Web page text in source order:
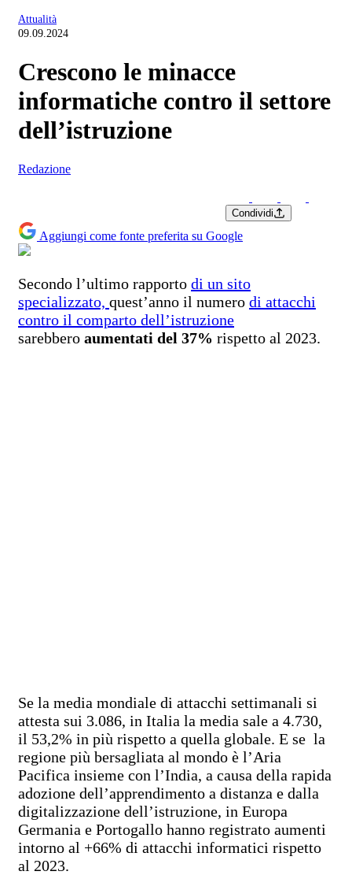
Attualità
09.09.2024
Crescono le minacce
informatiche contro il settore
dell’istruzione
Redazione
Condividi
Aggiungi come fonte preferita su Google
Secondo l’ultimo rapporto di un sito
specializzato, quest’anno il numero di attacchi
contro il comparto dell’istruzione
sarebbero aumentati del 37% rispetto al 2023.
Se la media mondiale di attacchi settimanali si
attesta sui 3.086, in Italia la media sale a 4.730,
il 53,2% in più rispetto a quella globale. E se la
regione più bersagliata al mondo è l’Aria
Pacifica insieme con l’India, a causa della rapida
adozione dell’apprendimento a distanza e dalla
digitalizzazione dell’istruzione, in Europa
Germania e Portogallo hanno registrato aumenti
intorno al +66% di attacchi informatici rispetto
al 2023.